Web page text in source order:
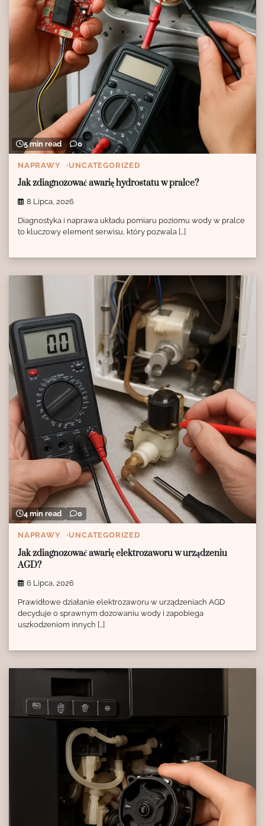
5 min read 0
NAPRAWY UNCATEGORIZED
Jak zdiagnozować awarię hydrostatu w pralce?
8 Lipca, 2026
Diagnostyka i naprawa układu pomiaru poziomu wody w pralce
to kluczowy element serwisu, który pozwala […]
4 min read 0
NAPRAWY UNCATEGORIZED
Jak zdiagnozować awarię elektrozaworu w urządzeniu
AGD?
6 Lipca, 2026
Prawidłowe działanie elektrozaworu w urządzeniach AGD
decyduje o sprawnym dozowaniu wody i zapobiega
uszkodzeniom innych […]